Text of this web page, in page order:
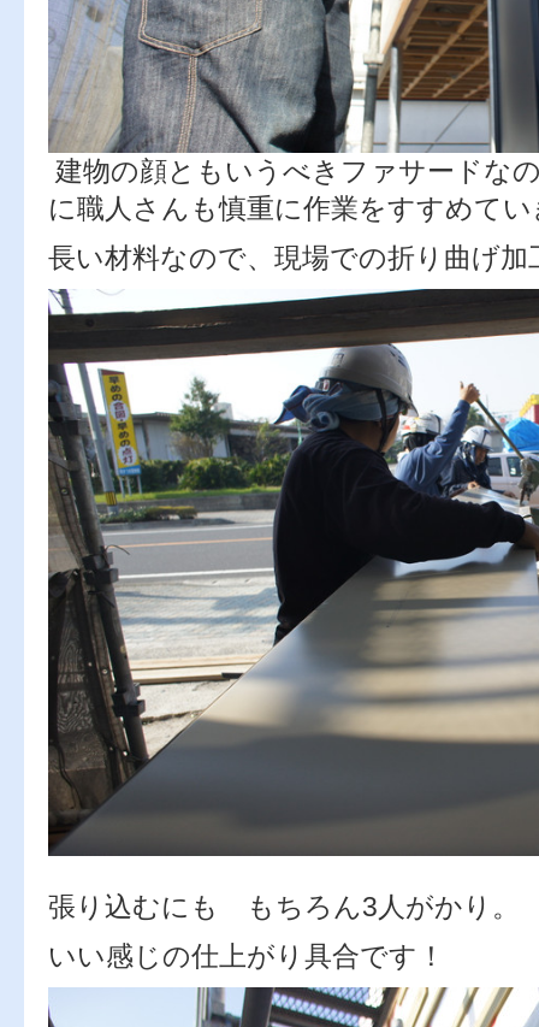
建物の顔ともいうべきファサードな
に職人さんも慎重に作業をすすめて
長い材料なので、現場での折り曲げ
張り込むにも もちろん3人がかり。
いい感じの仕上がり具合です！